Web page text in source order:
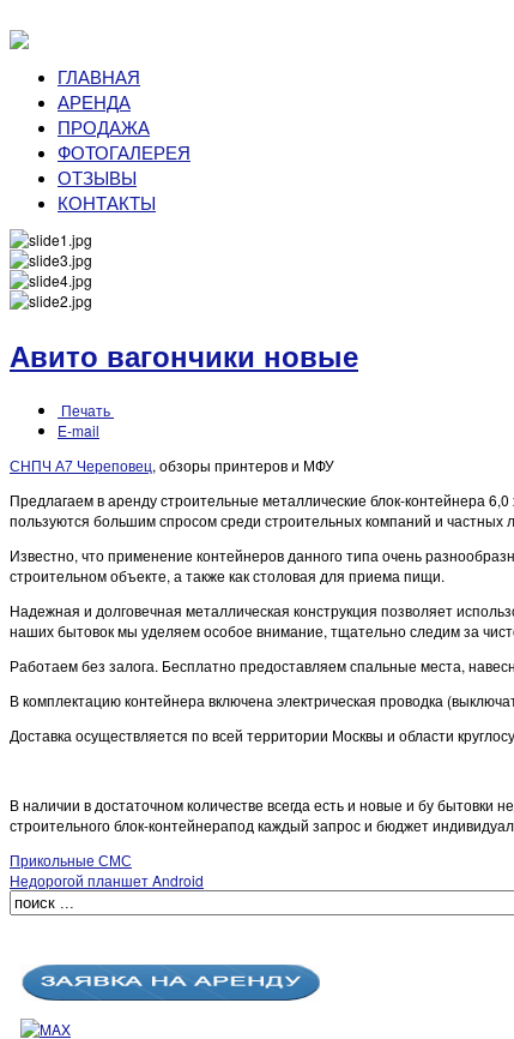
ГЛАВНАЯ
АРЕНДА
ПРОДАЖА
ФОТОГАЛЕРЕЯ
ОТЗЫВЫ
КОНТАКТЫ
Авито вагончики новые
Печать
E-mail
СНПЧ А7 Череповец, обзоры принтеров и МФУ
Предлагаем в аренду строительные металлические блок-контейнера
пользуются большим спросом среди строительных компаний и частных
Известно, что применение контейнеров данного типа очень
строительном объекте, а также как столовая для приема пищи.
Надежная и долговечная металлическая конструкция позволяет
наших бытовок мы уделяем особое внимание, тщательно следим за
Работаем без залога. Бесплатно предоставляем спальные места,
В комплектацию контейнера включена электрическая проводка
Доставка осуществляется по всей территории Москвы и области
В наличии в достаточном количестве всегда есть и новые и бу
строительного блок-контейнерапод каждый запрос и бюджет
Прикольные СМС
Недорогой планшет Android